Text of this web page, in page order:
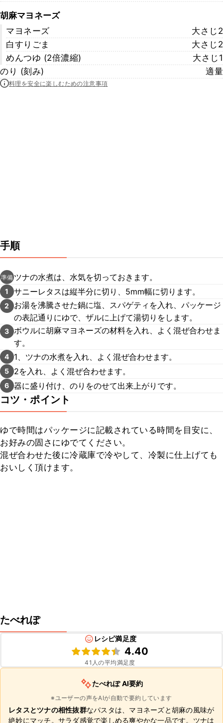
胡麻マヨネーズ
マヨネーズ
大さじ2
白すりごま
大さじ2
めんつゆ (2倍濃縮)
大さじ1
のり (刻み)
適量
料理を安全に楽しむための注意事項
手順
準備 ツナの水煮は、水気を切っておきます。
1 サニーレタスは縦半分に切り、5mm幅に切ります。
2
お湯を沸騰させた鍋に塩、スパゲティを入れ、パッケージ
の表記通りにゆで、ザルに上げて湯切りをします。
3 ボウルに胡麻マヨネーズの材料を入れ、よく混ぜ合わせま
す。
4 1、ツナの水煮を入れ、よく混ぜ合わせます。
5 2を入れ、よく混ぜ合わせます。
6 器に盛り付け、のりをのせて出来上がりです。
コツ・ポイント
ゆで時間はパッケージに記載されている時間を目安に、
お好みの固さにゆでてください。
混ぜ合わせた後に冷蔵庫で冷やして、冷製に仕上げても
おいしく頂けます。
たべれぽ
レシピ満足度
4.40
41 人の平均満足度
たべれぽ AI要約
※ユーザーの声をAIが自動で要約しています
レタスとツナの相性抜群なパスタは、マヨネーズと胡麻の風味が
絶妙にマッチ。サラダ感覚で楽しめる爽やかな一品です。ツナは